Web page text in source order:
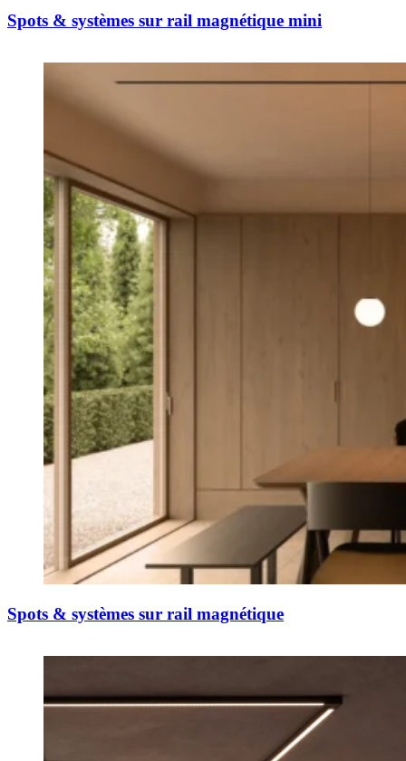
Spots & systèmes sur rail magnétique mini
Spots & systèmes sur rail magnétique